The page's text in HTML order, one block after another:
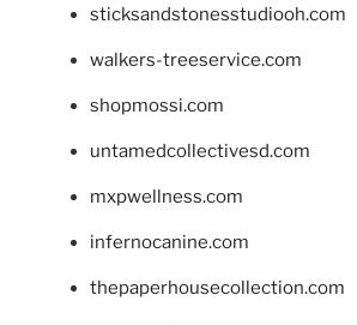
sticksandstonesstudiooh.com
walkers-treeservice.com
shopmossi.com
untamedcollectivesd.com
mxpwellness.com
infernocanine.com
thepaperhousecollection.com